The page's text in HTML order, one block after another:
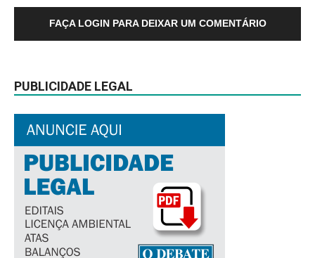
FAÇA LOGIN PARA DEIXAR UM COMENTÁRIO
PUBLICIDADE LEGAL